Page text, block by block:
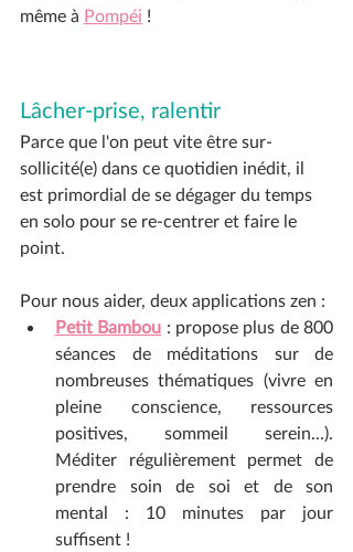
même à Pompéi !
Lâcher-prise, ralentir
Parce que l'on peut vite être sur-
sollicité(e) dans ce quotidien inédit, il
est primordial de se dégager du temps
en solo pour se re-centrer et faire le
point.
Pour nous aider, deux applications zen :
Petit Bambou : propose plus de 800
séances de méditations sur de
nombreuses thématiques (vivre en
pleine conscience, ressources
positives, sommeil serein...).
Méditer régulièrement permet de
prendre soin de soi et de son
mental : 10 minutes par jour
suffisent !